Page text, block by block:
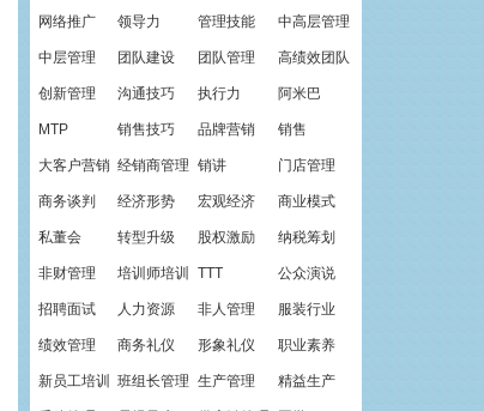
网络推广 领导力 管理技能 中高层管理
中层管理 团队建设 团队管理 高绩效团队
创新管理 沟通技巧 执行力 阿米巴
MTP 销售技巧 品牌营销 销售
大客户营销 经销商管理 销讲 门店管理
商务谈判 经济形势 宏观经济 商业模式
私董会 转型升级 股权激励 纳税筹划
非财管理 培训师培训 TTT 公众演说
招聘面试 人力资源 非人管理 服装行业
绩效管理 商务礼仪 形象礼仪 职业素养
新员工培训 班组长管理 生产管理 精益生产